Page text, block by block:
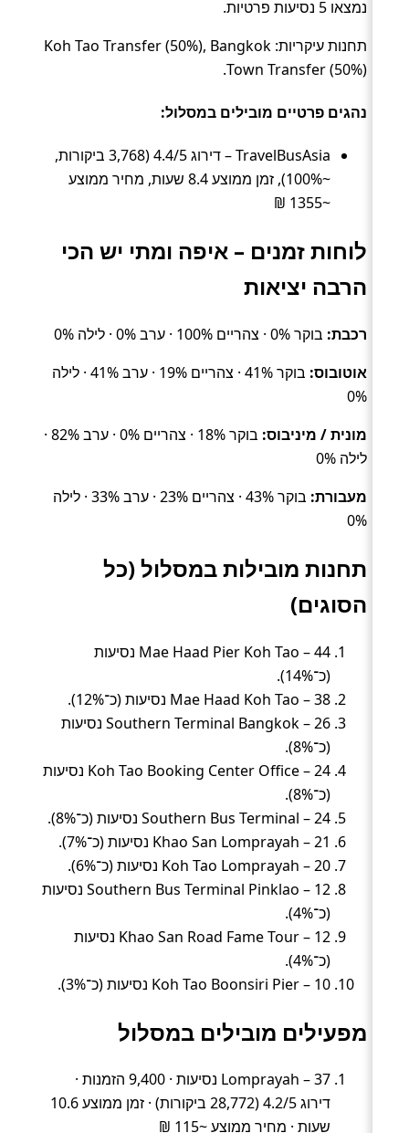
נמצאו 5 נסיעות פרטיות.
תחנות עיקריות: Koh Tao Transfer (50%), Bangkok
Town Transfer (50%).
נהגים פרטיים מובילים במסלול:
TravelBusAsia – דירוג 4.4/5 (3,768 ביקורות,
~100%), זמן ממוצע 8.4 שעות, מחיר ממוצע
~1355 ₪
לוחות זמנים – איפה ומתי יש הכי
הרבה יציאות
רכבת: בוקר 0% · צהריים 100% · ערב 0% · לילה 0%
אוטובוס:
בוקר 41% · צהריים 19% · ערב 41% · לילה
0%
מונית / מיניבוס:
בוקר 18% · צהריים 0% · ערב 82% ·
לילה 0%
מעבורת:
בוקר 43% · צהריים 23% · ערב 33% · לילה
0%
תחנות מובילות במסלול (כל
הסוגים)
Mae Haad Pier Koh Tao – 44 נסיעות
(כ־14%).
Mae Haad Koh Tao – 38 נסיעות (כ־12%).
Southern Terminal Bangkok – 26 נסיעות
(כ־8%).
Koh Tao Booking Center Office – 24 נסיעות
(כ־8%).
Southern Bus Terminal – 24 נסיעות (כ־8%).
Khao San Lomprayah – 21 נסיעות (כ־7%).
Koh Tao Lomprayah – 20 נסיעות (כ־6%).
Southern Bus Terminal Pinklao – 12 נסיעות
(כ־4%).
Khao San Road Fame Tour – 12 נסיעות
(כ־4%).
Koh Tao Boonsiri Pier – 10 נסיעות (כ־3%).
מפעילים מובילים במסלול
Lomprayah – 37 נסיעות · 9,400 הזמנות ·
דירוג 4.2/5 (28,772 ביקורות) · זמן ממוצע 10.6
שעות · מחיר ממוצע ~115 ₪